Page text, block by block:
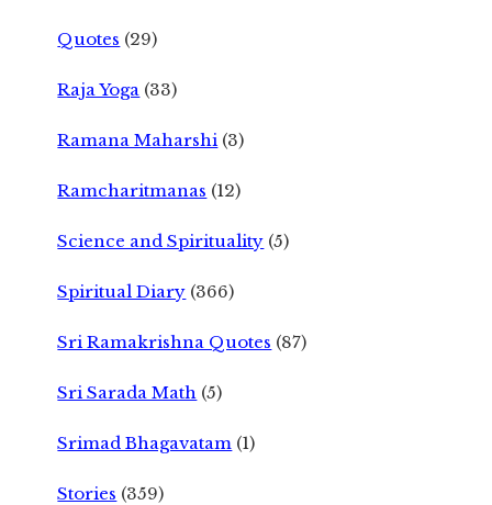
Quotes (29)
Raja Yoga (33)
Ramana Maharshi (3)
Ramcharitmanas (12)
Science and Spirituality (5)
Spiritual Diary (366)
Sri Ramakrishna Quotes (87)
Sri Sarada Math (5)
Srimad Bhagavatam (1)
Stories (359)